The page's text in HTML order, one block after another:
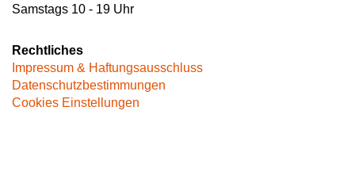
Samstags 10 - 19 Uhr
Rechtliches
Impressum & Haftungsausschluss
Datenschutzbestimmungen
Cookies Einstellungen